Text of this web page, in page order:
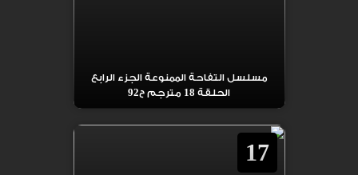
مسلسل التفاحة الممنوعة الجزء الرابع
الحلقة 18 مترجم ح92
17